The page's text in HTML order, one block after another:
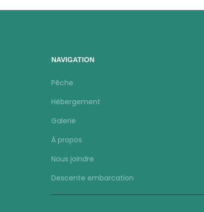
NAVIGATION
Pêche
Hébergement
Galerie
À propos
Nous joindre
Descente embarcation